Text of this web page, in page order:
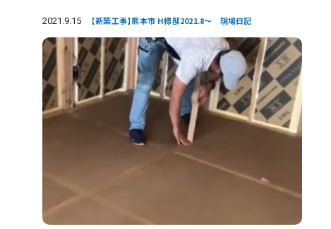
2021.9.15 【新築工事】熊本市 H様邸2021.8～ 現場日記